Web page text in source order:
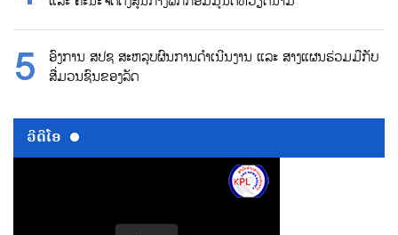
ອົງການ ສປຊ ສະຫລຸບຜົນການດຳເນີນງານ ແລະ ສາງແຜນຮ່ວມມືກັບ
ສື່ມວນຊົນຂອງລັດ
ວີດີໂອ